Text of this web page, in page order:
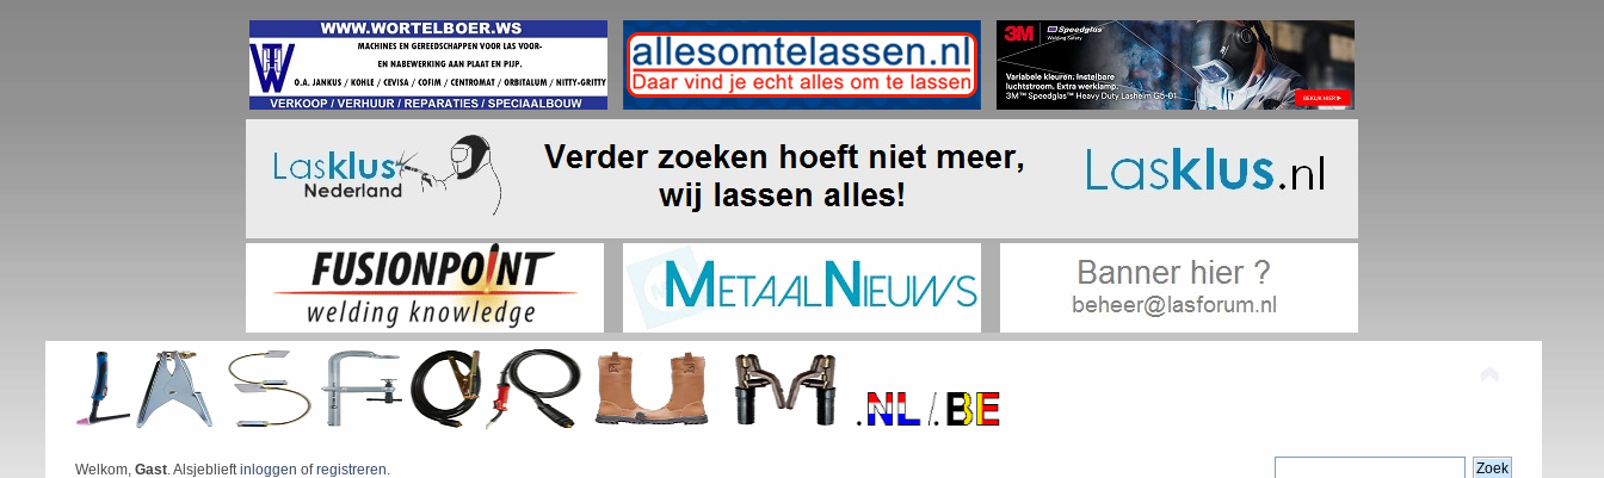
Welkom, Gast. Alsjeblieftinloggen ofregistreren.